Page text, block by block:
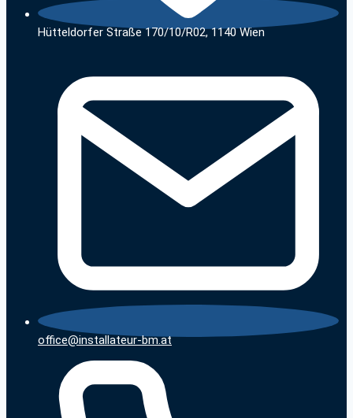
Hütteldorfer Straße 170/10/R02, 1140 Wien
office@installateur-bm.at